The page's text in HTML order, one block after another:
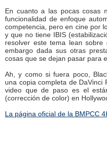
En cuanto a las pocas cosas
funcionalidad de enfoque
competencia, pero en cine por
y que no tiene IBIS
resolver este tema lean
embargo dada sus otras
cosas que se dejan pasar para
Ah, y como si fuera poco,
una copia completa de DaVinci
video que de paso es el
(corrección de color) en
La página oficial de la BMPCC